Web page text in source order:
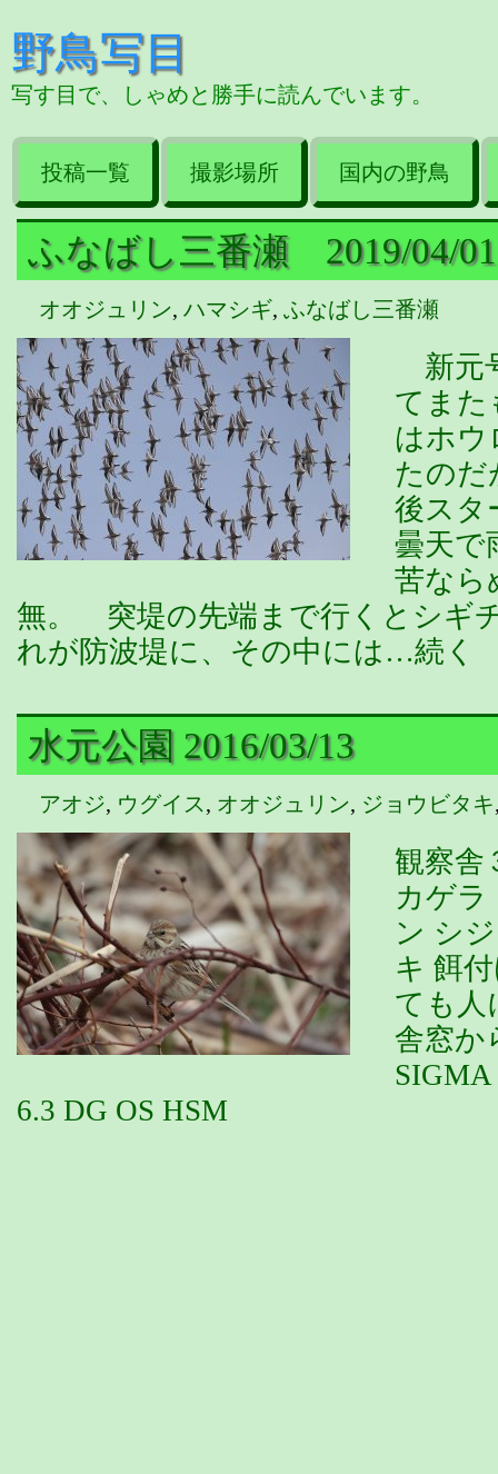
野鳥写目
写す目で、しゃめと勝手に読んでいます。
投稿一覧 撮影場所 国内の野鳥
ふなばし三番瀬 2019/04/01
オオジュリン, ハマシギ, ふなばし三番瀬
新元
てま
はホウ
たのだ
後スタ
曇天で
苦なら
無。 突堤の先端まで行くとシギ
れが防波堤に、その中には…続く
水元公園 2016/03/13
アオジ, ウグイス, オオジュリン, ジョウビタキ
観察舎
カゲラ
ン シ
キ 餌
ても人
舎窓か
SIGMA
6.3 DG OS HSM